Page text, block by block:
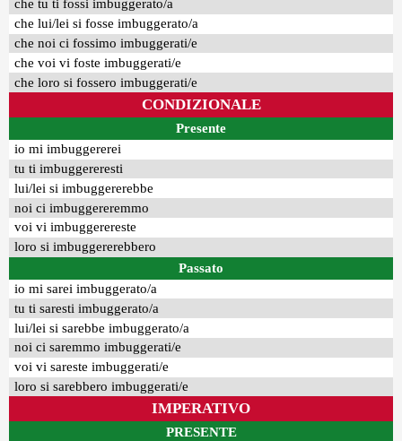
che tu ti fossi imbuggerato/a
che lui/lei si fosse imbuggerato/a
che noi ci fossimo imbuggerati/e
che voi vi foste imbuggerati/e
che loro si fossero imbuggerati/e
CONDIZIONALE
Presente
io mi imbuggererei
tu ti imbuggereresti
lui/lei si imbuggererebbe
noi ci imbuggereremmo
voi vi imbuggerereste
loro si imbuggererebbero
Passato
io mi sarei imbuggerato/a
tu ti saresti imbuggerato/a
lui/lei si sarebbe imbuggerato/a
noi ci saremmo imbuggerati/e
voi vi sareste imbuggerati/e
loro si sarebbero imbuggerati/e
IMPERATIVO
PRESENTE